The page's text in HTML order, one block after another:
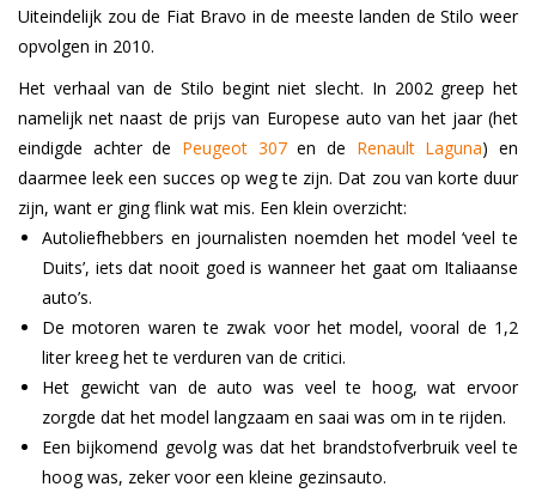
Uiteindelijk zou de Fiat Bravo in de meeste landen de Stilo weer
opvolgen in 2010.
Het verhaal van de Stilo begint niet slecht. In 2002 greep het
namelijk net naast de prijs van Europese auto van het jaar (het
eindigde achter de Peugeot 307en de Renault Laguna) en
daarmee leek een succes op weg te zijn. Dat zou van korte duur
zijn, want er ging flink wat mis. Een klein overzicht:
Autoliefhebbers en journalisten noemden het model ‘veel te
Duits’, iets dat nooit goed is wanneer het gaat om Italiaanse
auto’s.
De motoren waren te zwak voor het model, vooral de 1,2
liter kreeg het te verduren van de critici.
Het gewicht van de auto was veel te hoog, wat ervoor
zorgde dat het model langzaam en saai was om in te rijden.
Een bijkomend gevolg was dat het brandstofverbruik veel te
hoog was, zeker voor een kleine gezinsauto.